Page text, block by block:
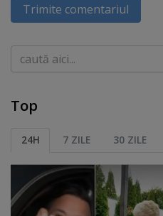
Trimite comentariul
Caută
Top
24H 7 ZILE 30 ZILE